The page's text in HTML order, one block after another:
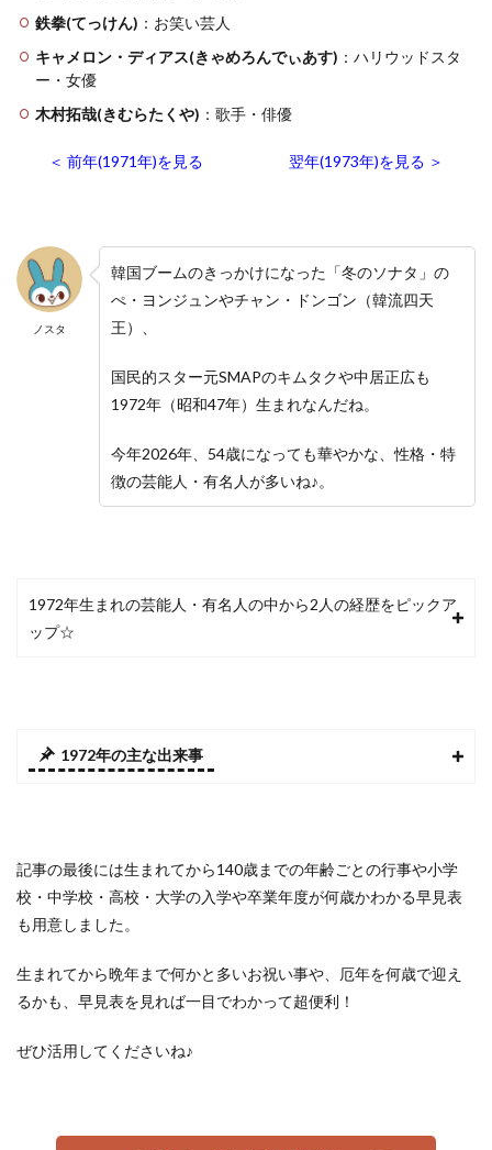
鉄拳(てっけん) ：お笑い芸人
キャメロン・ディアス(きゃめろんでぃあす) ：ハリウッドスタ
ー・女優
木村拓哉(きむらたくや) ：歌手・俳優
＜ 前年(1971年)を見る 翌年(1973年)を見る ＞
ノスタ
韓国ブームのきっかけになった「冬のソナタ」の
ぺ・ヨンジュンやチャン・ドンゴン（韓流四天
王）、
国民的スター元SMAPのキムタクや中居正広も
1972年（昭和47年）生まれなんだね。
今年2026年、54歳になっても華やかな、性格・特
徴の芸能人・有名人が多いね♪。
1972年生まれの芸能人・有名人の中から2人の経歴をピックア
ップ☆
1972年の主な出来事
記事の最後には生まれてから140歳までの年齢ごとの行事や小学
校・中学校・高校・大学の入学や卒業年度が何歳かわかる早見表
も用意しました。
生まれてから晩年まで何かと多いお祝い事や、厄年を何歳で迎え
るかも、早見表を見れば一目でわかって超便利！
ぜひ活用してくださいね♪